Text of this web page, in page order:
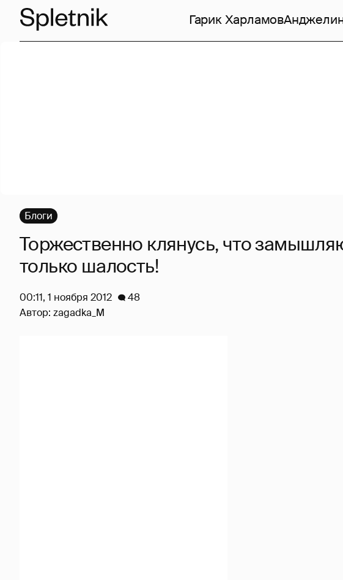
Гарик Харламов
Блоги
Торжественно клянусь, что
только шалость!
00:11, 1 ноября 2012
48
Автор: zagadka_M